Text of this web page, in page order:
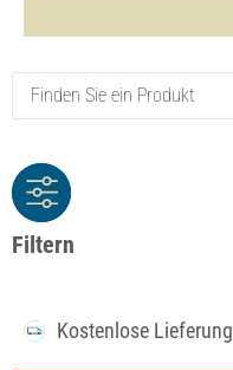
Filtern
Kostenlose Lieferung